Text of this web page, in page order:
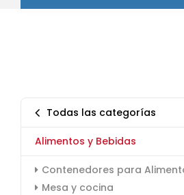
Todas las categorías
Alimentos y Bebidas
Contenedores para
Mesa y cocina